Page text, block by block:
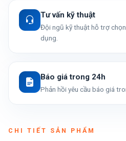
Tư vấn kỹ thuật
Đội ngũ kỹ thuật hỗ trợ
dụng.
Báo giá trong 24h
Phản hồi yêu cầu báo giá
CHI TIẾT SẢN PHẨM